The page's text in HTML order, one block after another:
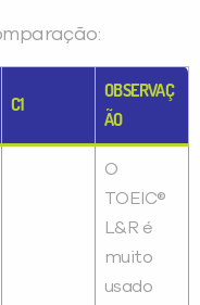
C1
OBSERVAÇ
ÃO
O
TOEIC®
L&R é
muito
usado